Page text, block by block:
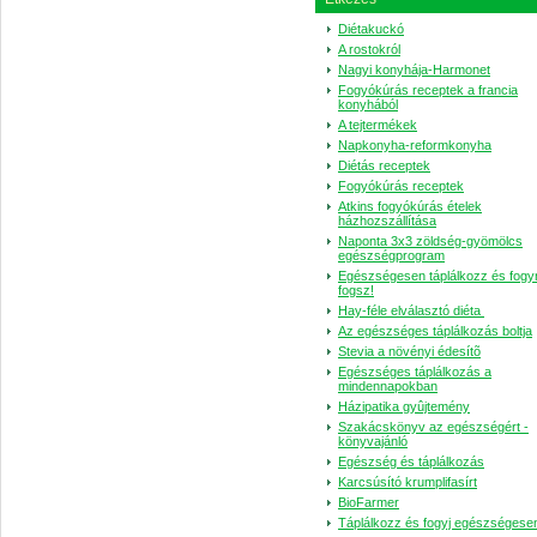
Diétakuckó
A rostokról
Nagyi konyhája-Harmonet
Fogyókúrás receptek a francia
konyhából
A tejtermékek
Napkonyha-reformkonyha
Diétás receptek
Fogyókúrás receptek
Atkins fogyókúrás ételek
házhozszállítása
Naponta 3x3 zöldség-gyömölcs
egészségprogram
Egészségesen táplálkozz és
fogsz!
Hay-féle elválasztó diéta
Az egészséges táplálkozás boltja
Stevia a növényi édesítõ
Egészséges táplálkozás a
mindennapokban
Házipatika gyûjtemény
Szakácskönyv az egészségért -
könyvajánló
Egészség és táplálkozás
Karcsúsító krumplifasírt
BioFarmer
Táplálkozz és fogyj